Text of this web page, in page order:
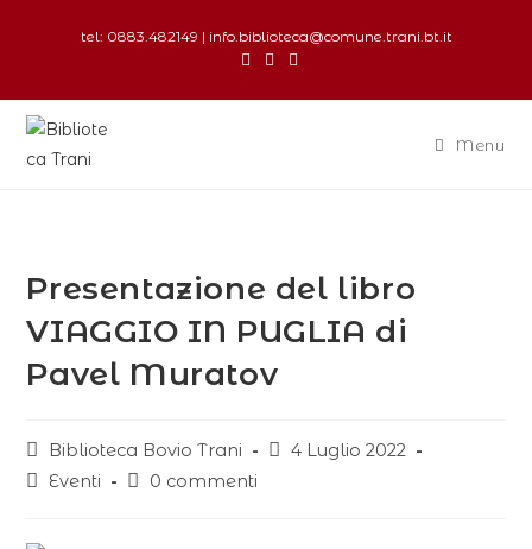
tel: 0883.482149 | info.biblioteca@comune.trani.bt.it
Menu
Presentazione del libro
VIAGGIO IN PUGLIA di
Pavel Muratov
Biblioteca Bovio Trani
4 Luglio 2022
Eventi
0 commenti